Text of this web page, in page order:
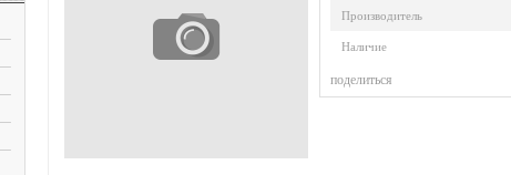
Производитель
Наличие
поделиться